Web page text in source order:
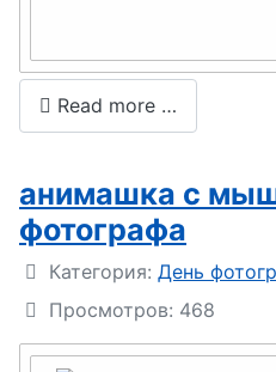
ой полиции
День веб-
мастера
День
следовател
я
Read more …
анимашка с
фотографа
Подробности
Категория: День
Просмотров: 468